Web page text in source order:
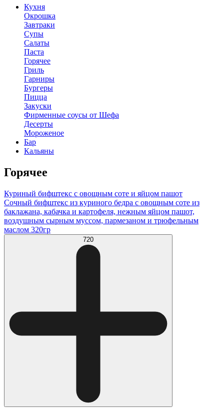
Кухня
Окрошка
Завтраки
Супы
Салаты
Паста
Горячее
Гриль
Гарниры
Бургеры
Пицца
Закуски
Фирменные соусы от Шефа
Десерты
Мороженое
Бар
Кальяны
Горячее
Куриный бифштекс с овощным соте и яйцом пашот
Сочный бифштекс из куриного бедра с овощным соте из
баклажана, кабачка и картофеля, нежным яйцом пашот,
воздушным сырным муссом, пармезаном и трюфельным
маслом 320гр
720